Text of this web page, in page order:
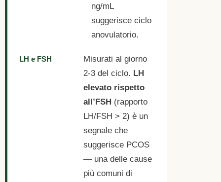
ng/mL
suggerisce ciclo
anovulatorio.
LH e FSH
Misurati al giorno
2-3 del ciclo. LH
elevato rispetto
all’FSH (rapporto
LH/FSH > 2) è un
segnale che
suggerisce PCOS
— una delle cause
più comuni di